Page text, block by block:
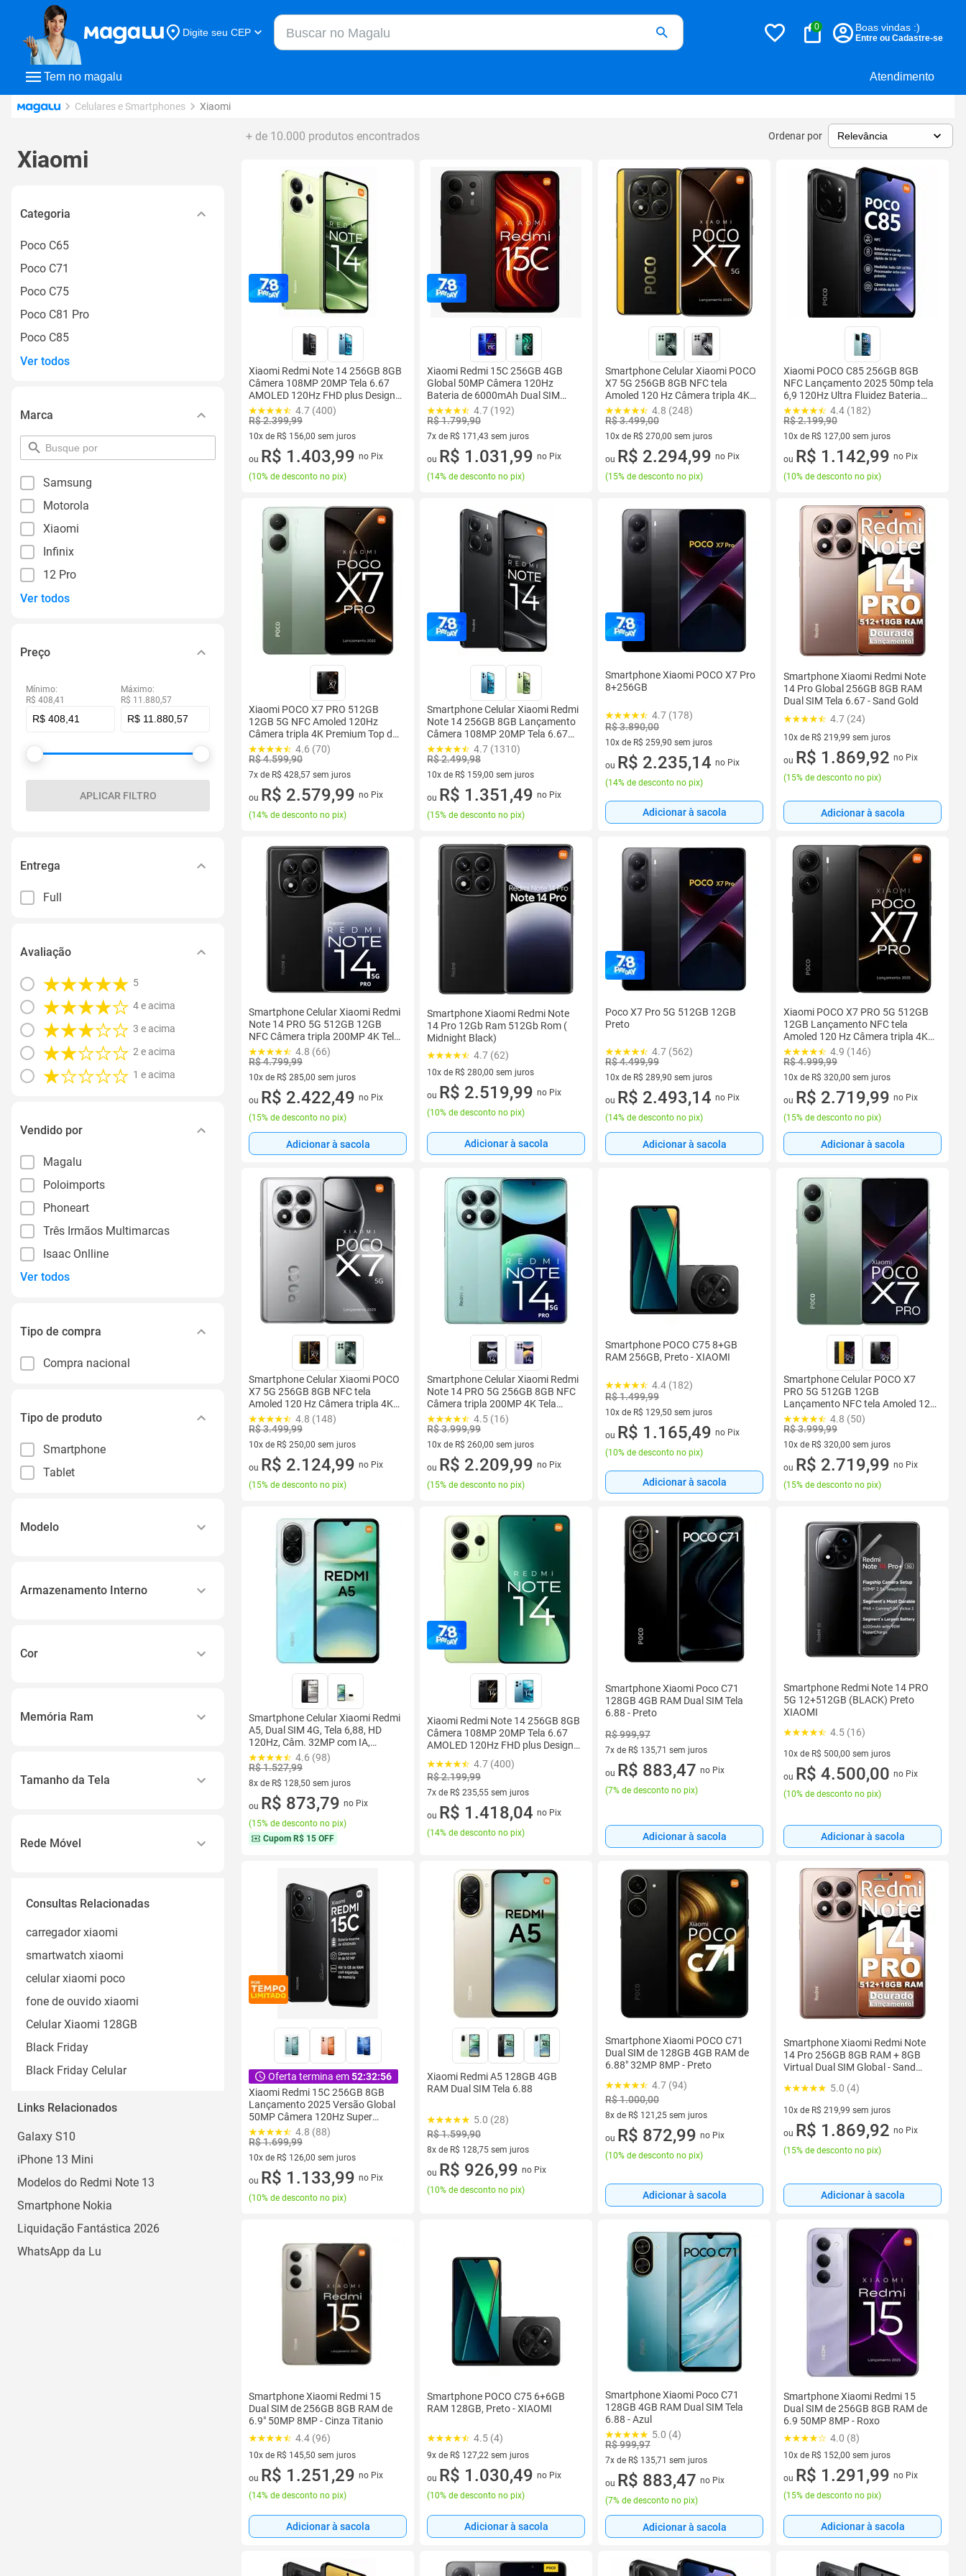
Tem no magalu Atendimento
Digite seu CEP
Buscar no Magalu
0 Boas vindas :)
Entre ou Cadastre-se
Celulares e Smartphones Xiaomi
Xiaomi
Categoria
Poco C65
Poco C71
Poco C75
Poco C81 Pro
Poco C85
Ver todos
Marca
pesquisar
por
Samsung
Motorola
Xiaomi
Infinix
12 Pro
Ver todos
Preço
Mínimo:
R$ 408,41
Máximo:
R$ 11.880,57
APLICAR FILTRO
Entrega
Full
Avaliação
5
4 e acima
3 e acima
2 e acima
1 e acima
Vendido por
Magalu
Poloimports
Phoneart
Três Irmãos Multimarcas
Isaac Onlline
Ver todos
Tipo de compra
Compra nacional
Tipo de produto
Smartphone
Tablet
Modelo
Armazenamento Interno
512gb
Cor
Dourado
Memória Ram
8 Gb
Tamanho da Tela
Rede Móvel
Consultas Relacionadas
carregador xiaomi
smartwatch xiaomi
celular xiaomi poco
fone de ouvido xiaomi
Celular Xiaomi 128GB
Black Friday
Black Friday Celular
Links Relacionados
Galaxy S10
iPhone 13 Mini
Modelos do Redmi Note 13
Smartphone Nokia
Liquidação Fantástica 2026
WhatsApp da Lu
+ de 10.000 produtos encontrados Ordenar por
Xiaomi Redmi Note 14 256GB 8GB
Câmera 108MP 20MP Tela 6.67
AMOLED 120Hz FHD plus Design
Premium Dual SIM Chip IP54
Dolby
4.7 (400)
R$ 2.399,99
10x de R$ 156,00 sem juros
10 vez de R$ 156,00 sem juros
ou R$ 1.403,99 no Pix
(10% de desconto no pix)
Xiaomi Redmi 15C 256GB 4GB
Global 50MP Câmera 120Hz
Bateria de 6000mAh Dual SIM
Chip
4.7 (192)
R$ 1.799,90
7x de R$ 171,43 sem juros
7 vez de R$ 171,43 sem juros
ou R$ 1.031,99 no Pix
(14% de desconto no pix)
Smartphone Celular Xiaomi POCO
X7 5G 256GB 8GB NFC tela
Amoled 120 Hz Câmera tripla 4K
50MP Desempenho Performance
e Design Premium IP68 Dual SIM
Chip
4.8 (248)
R$ 3.499,00
10x de R$ 270,00 sem juros
10 vez de R$ 270,00 sem juros
ou R$ 2.294,99 no Pix
(15% de desconto no pix)
Xiaomi POCO C85 256GB 8GB
NFC Lançamento 2025 50mp tela
6,9 120Hz Ultra Fluidez Bateria
Grande 6000mAh Custo benefício
4.4 (182)
R$ 2.199,90
10x de R$ 127,00 sem juros
10 vez de R$ 127,00 sem juros
ou R$ 1.142,99 no Pix
(10% de desconto no pix)
Xiaomi POCO X7 PRO 512GB
12GB 5G NFC Amoled 120Hz
Câmera tripla 4K Premium Top de
Linha proteção IP68 Bateria
6000mhA 90W
4.6 (70)
R$ 4.599,90
7x de R$ 428,57 sem juros
7 vez de R$ 428,57 sem juros
ou R$ 2.579,99 no Pix
(14% de desconto no pix)
Smartphone Celular Xiaomi Redmi
Note 14 256GB 8GB Lançamento
Câmera 108MP 20MP Tela 6.67
AMOLED 120Hz FHD plus Design
Premium Dual SIM Chip IP54
Dolby
4.7 (1310)
R$ 2.499,98
10x de R$ 159,00 sem juros
10 vez de R$ 159,00 sem juros
ou R$ 1.351,49 no Pix
(15% de desconto no pix)
Smartphone Xiaomi POCO X7 Pro
8+256GB
4.7 (178)
R$ 3.890,00
10x de R$ 259,90 sem juros
10 vez de R$ 259,90 sem juros
ou R$ 2.235,14 no Pix
(14% de desconto no pix)
Adicionar à sacola
Smartphone Xiaomi Redmi Note
14 Pro Global 256GB 8GB RAM
Dual SIM Tela 6.67 - Sand Gold
4.7 (24)
10x de R$ 219,99 sem juros
10 vez de R$ 219,99 sem juros
ou R$ 1.869,92 no Pix
(15% de desconto no pix)
Adicionar à sacola
Smartphone Celular Xiaomi Redmi
Note 14 PRO 5G 512GB 12GB
NFC Câmera tripla 200MP 4K Tela
AMOLED 120Hz Aparelho
Premium com IA Carregador 45W
Dolby
4.8 (66)
R$ 4.799,99
10x de R$ 285,00 sem juros
10 vez de R$ 285,00 sem juros
ou R$ 2.422,49 no Pix
(15% de desconto no pix)
Adicionar à sacola
Smartphone Xiaomi Redmi Note
14 Pro 12Gb Ram 512Gb Rom (
Midnight Black)
4.7 (62)
10x de R$ 280,00 sem juros
10 vez de R$ 280,00 sem juros
ou R$ 2.519,99 no Pix
(10% de desconto no pix)
Adicionar à sacola
Poco X7 Pro 5G 512GB 12GB
Preto
4.7 (562)
R$ 4.499,99
10x de R$ 289,90 sem juros
10 vez de R$ 289,90 sem juros
ou R$ 2.493,14 no Pix
(14% de desconto no pix)
Adicionar à sacola
Xiaomi POCO X7 PRO 5G 512GB
12GB Lançamento NFC tela
Amoled 120 Hz Câmera tripla 4K
Premium Top de Linha proteção
IP68 Bateria 6000
4.9 (146)
R$ 4.999,99
10x de R$ 320,00 sem juros
10 vez de R$ 320,00 sem juros
ou R$ 2.719,99 no Pix
(15% de desconto no pix)
Adicionar à sacola
Smartphone Celular Xiaomi POCO
X7 5G 256GB 8GB NFC tela
Amoled 120 Hz Câmera tripla 4K
50MP Desempenho Performance
e Design Premium IP68 Dual SIM
Chip
4.8 (148)
R$ 3.499,99
10x de R$ 250,00 sem juros
10 vez de R$ 250,00 sem juros
ou R$ 2.124,99 no Pix
(15% de desconto no pix)
Smartphone Celular Xiaomi Redmi
Note 14 PRO 5G 256GB 8GB NFC
Câmera tripla 200MP 4K Tela
AMOLED 120Hz Aparelho
Premium com IA Carregador 45W
Atmos
4.5 (16)
R$ 3.999,99
10x de R$ 260,00 sem juros
10 vez de R$ 260,00 sem juros
ou R$ 2.209,99 no Pix
(15% de desconto no pix)
Smartphone POCO C75 8+GB
RAM 256GB, Preto - XIAOMI
4.4 (182)
R$ 1.499,99
10x de R$ 129,50 sem juros
10 vez de R$ 129,50 sem juros
ou R$ 1.165,49 no Pix
(10% de desconto no pix)
Adicionar à sacola
Smartphone Celular POCO X7
PRO 5G 512GB 12GB
Lançamento NFC tela Amoled 120
Hz Câmera tripla 4K 50MP Design
Premium IP68 Bateria 6000mah
90W XIAOMI
4.8 (50)
R$ 3.999,99
10x de R$ 320,00 sem juros
10 vez de R$ 320,00 sem juros
ou R$ 2.719,99 no Pix
(15% de desconto no pix)
Smartphone Celular Xiaomi Redmi
A5, Dual SIM 4G, Tela 6,88, HD
120Hz, Câm. 32MP com IA,
Bateria 5200mAh, Android 15 Go
4.6 (98)
R$ 1.527,99
8x de R$ 128,50 sem juros
8 vez de R$ 128,50 sem juros
ou R$ 873,79 no Pix
(15% de desconto no pix)
Cupom R$ 15 OFF
Xiaomi Redmi Note 14 256GB 8GB
Câmera 108MP 20MP Tela 6.67
AMOLED 120Hz FHD plus Design
Premium Dual SIM Chip IP54
Dolby
4.7 (400)
R$ 2.199,99
7x de R$ 235,55 sem juros
7 vez de R$ 235,55 sem juros
ou R$ 1.418,04 no Pix
(14% de desconto no pix)
Smartphone Xiaomi Poco C71
128GB 4GB RAM Dual SIM Tela
6.88 - Preto
R$ 999,97
7x de R$ 135,71 sem juros
7 vez de R$ 135,71 sem juros
ou R$ 883,47 no Pix
(7% de desconto no pix)
Adicionar à sacola
Smartphone Redmi Note 14 PRO
5G 12+512GB (BLACK) Preto
XIAOMI
4.5 (16)
10x de R$ 500,00 sem juros
10 vez de R$ 500,00 sem juros
ou R$ 4.500,00 no Pix
(10% de desconto no pix)
Adicionar à sacola
Oferta termina em52:32:55
Xiaomi Redmi 15C 256GB 8GB
Lançamento 2025 Versão Global
50MP Câmera 120Hz Super
Bateria de 6000mAh Dual SIM
Chip Com IA
4.8 (88)
R$ 1.699,99
10x de R$ 126,00 sem juros
10 vez de R$ 126,00 sem juros
ou R$ 1.133,99 no Pix
(10% de desconto no pix)
Xiaomi Redmi A5 128GB 4GB
RAM Dual SIM Tela 6.88
5.0 (28)
R$ 1.599,90
8x de R$ 128,75 sem juros
8 vez de R$ 128,75 sem juros
ou R$ 926,99 no Pix
(10% de desconto no pix)
Smartphone Xiaomi POCO C71
Dual SIM de 128GB 4GB RAM de
6.88" 32MP 8MP - Preto
4.7 (94)
R$ 1.000,00
8x de R$ 121,25 sem juros
8 vez de R$ 121,25 sem juros
ou R$ 872,99 no Pix
(10% de desconto no pix)
Adicionar à sacola
Smartphone Xiaomi Redmi Note
14 Pro 256GB 8GB RAM + 8GB
Virtual Dual SIM Global - Sand
5.0 (4)
10x de R$ 219,99 sem juros
10 vez de R$ 219,99 sem juros
ou R$ 1.869,92 no Pix
(15% de desconto no pix)
Adicionar à sacola
Smartphone Xiaomi Redmi 15
Dual SIM de 256GB 8GB RAM de
6.9" 50MP 8MP - Cinza Titanio
4.4 (96)
10x de R$ 145,50 sem juros
10 vez de R$ 145,50 sem juros
ou R$ 1.251,29 no Pix
(14% de desconto no pix)
Adicionar à sacola
Smartphone POCO C75 6+6GB
RAM 128GB, Preto - XIAOMI
4.5 (4)
9x de R$ 127,22 sem juros
9 vez de R$ 127,22 sem juros
ou R$ 1.030,49 no Pix
(10% de desconto no pix)
Adicionar à sacola
Smartphone Xiaomi Poco C71
128GB 4GB RAM Dual SIM Tela
6.88 - Azul
5.0 (4)
R$ 999,97
7x de R$ 135,71 sem juros
7 vez de R$ 135,71 sem juros
ou R$ 883,47 no Pix
(7% de desconto no pix)
Adicionar à sacola
Smartphone Xiaomi Redmi 15
Dual SIM de 256GB 8GB RAM de
6.9 50MP 8MP - Roxo
4.0 (8)
10x de R$ 152,00 sem juros
10 vez de R$ 152,00 sem juros
ou R$ 1.291,99 no Pix
(15% de desconto no pix)
Adicionar à sacola